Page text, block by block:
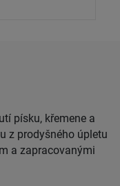
písku, křemene a
z prodyšného úpletu
a zapracovanými